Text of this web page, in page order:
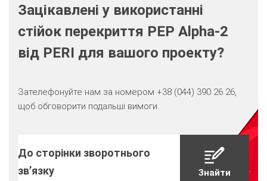
Зацікавлені у використанні
стійок перекриття PEP Alpha-2
від PERI для вашого проекту?
Зателефонуйте нам за номером +38 (044) 390 26 26,
щоб обговорити подальші вимоги.
До сторінки зворотнього
зв’язку
Знайти